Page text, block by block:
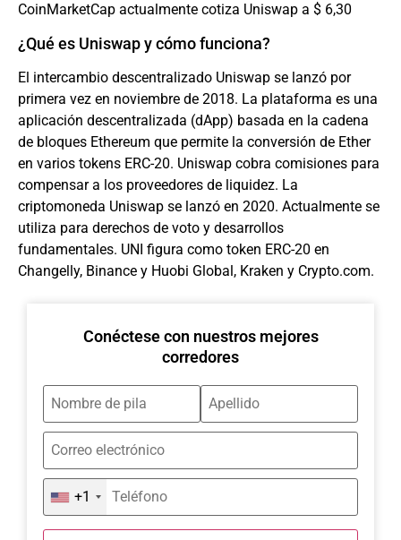
CoinMarketCap actualmente cotiza Uniswap a $ 6,30
¿Qué es Uniswap y cómo funciona?
El intercambio descentralizado Uniswap se lanzó por
primera vez en noviembre de 2018. La plataforma es una
aplicación descentralizada (dApp) basada en la cadena
de bloques Ethereum que permite la conversión de Ether
en varios tokens ERC-20. Uniswap cobra comisiones para
compensar a los proveedores de liquidez. La
criptomoneda Uniswap se lanzó en 2020. Actualmente se
utiliza para derechos de voto y desarrollos
fundamentales. UNI figura como token ERC-20 en
Changelly, Binance y Huobi Global, Kraken y Crypto.com.
Conéctese con nuestros mejores
corredores
+1